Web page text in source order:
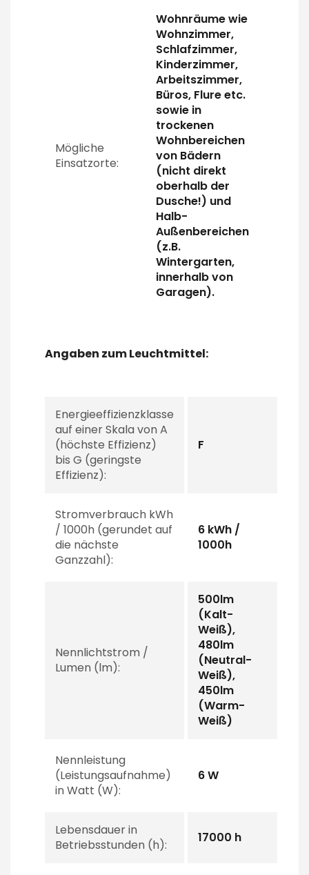
Mögliche
Einsatzorte:
Wohnräume wie
Wohnzimmer,
Schlafzimmer,
Kinderzimmer,
Arbeitszimmer,
Büros, Flure etc.
sowie in
trockenen
Wohnbereichen
von Bädern
(nicht direkt
oberhalb der
Dusche!) und
Halb-
Außenbereichen
(z.B.
Wintergarten,
innerhalb von
Garagen).
Angaben zum Leuchtmittel:
Energieeffizienzklasse
auf einer Skala von A
(höchste Effizienz)
bis G (geringste
Effizienz):
F
Stromverbrauch kWh
/ 1000h (gerundet auf
die nächste
Ganzzahl):
6 kWh /
1000h
Nennlichtstrom /
Lumen (lm):
500lm
(Kalt-
Weiß),
480lm
(Neutral-
Weiß),
450lm
(Warm-
Weiß)
Nennleistung
(Leistungsaufnahme)
in Watt (W):
6 W
Lebensdauer in
Betriebsstunden (h):
17000 h